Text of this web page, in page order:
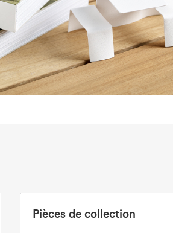
Pièces de collection